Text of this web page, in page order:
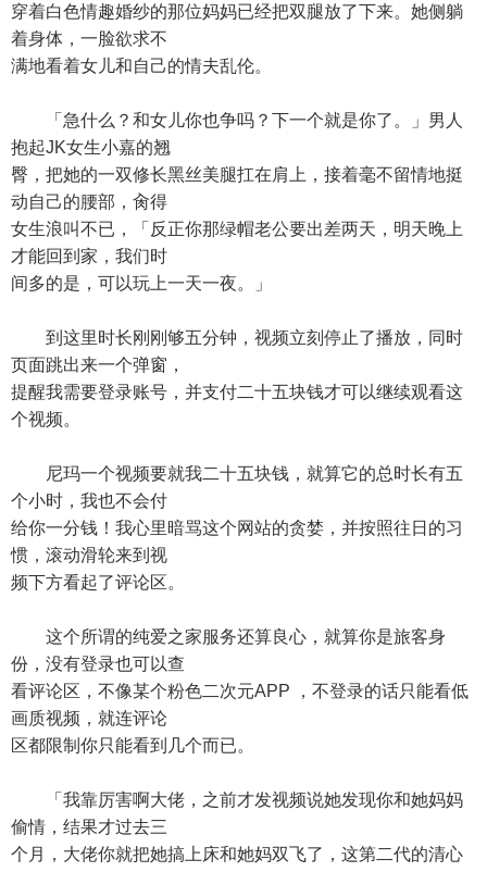
穿着白色情趣婚纱的那位妈妈已经把双腿放了下来。她侧躺
着身体，一脸欲求不
满地看着女儿和自己的情夫乱伦。
「急什么？和女儿你也争吗？下一个就是你了。」男人
抱起JK女生小嘉的翘
臀，把她的一双修长黑丝美腿扛在肩上，接着毫不留情地挺
动自己的腰部，肏得
女生浪叫不已，「反正你那绿帽老公要出差两天，明天晚上
才能回到家，我们时
间多的是，可以玩上一天一夜。」
到这里时长刚刚够五分钟，视频立刻停止了播放，同时
页面跳出来一个弹窗，
提醒我需要登录账号，并支付二十五块钱才可以继续观看这
个视频。
尼玛一个视频要就我二十五块钱，就算它的总时长有五
个小时，我也不会付
给你一分钱！我心里暗骂这个网站的贪婪，并按照往日的习
惯，滚动滑轮来到视
频下方看起了评论区。
这个所谓的纯爱之家服务还算良心，就算你是旅客身
份，没有登录也可以查
看评论区，不像某个粉色二次元APP ，不登录的话只能看低
画质视频，就连评论
区都限制你只能看到几个而已。
「我靠厉害啊大佬，之前才发视频说她发现你和她妈妈
偷情，结果才过去三
个月，大佬你就把她搞上床和她妈双飞了，这第二代的清心